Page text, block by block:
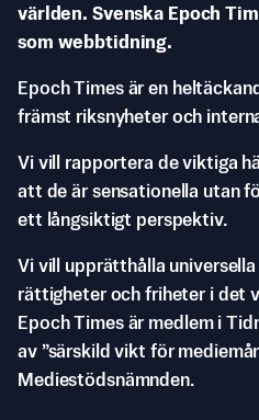
världen. Svenska Epoch
som webbtidning.
Epoch Times är en
främst riksnyheter och
Vi vill rapportera de viktiga
att de är sensationella utan
ett långsiktigt perspektiv.
Vi vill upprätthålla
rättigheter och friheter i det
Epoch Times är medlem i
av ”särskild vikt för
Mediestödsnämnden.